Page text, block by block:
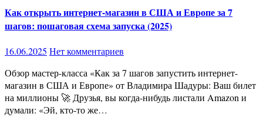
Как открыть интернет-магазин в США и Европе за 7
шагов: пошаговая схема запуска (2025)
16.06.2025 Нет комментариев
Обзор мастер-класса «Как за 7 шагов запустить интернет-
магазин в США и Европе» от Владимира Шадуры: Ваш билет
на миллионы 🚀 Друзья, вы когда-нибудь листали Amazon и
думали: «Эй, кто-то же…